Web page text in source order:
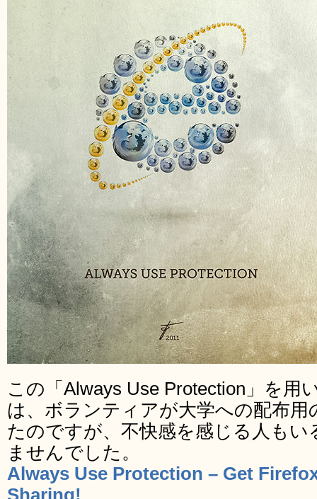
この「Always Use Protection」を用
は、ボランティアが大学への配布
たのですが、不快感を感じる人も
ませんでした。
Always Use Protection – Get
Sharing!